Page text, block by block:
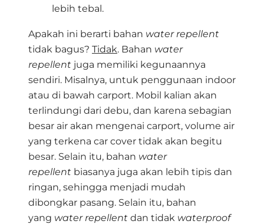
lebih tebal.
Apakah ini berarti bahan water repellent
tidak bagus? Tidak. Bahan water
repellent juga memiliki kegunaannya
sendiri. Misalnya, untuk penggunaan indoor
atau di bawah carport. Mobil kalian akan
terlindungi dari debu, dan karena sebagian
besar air akan mengenai carport, volume air
yang terkena car cover tidak akan begitu
besar. Selain itu, bahan water
repellent biasanya juga akan lebih tipis dan
ringan, sehingga menjadi mudah
dibongkar pasang. Selain itu, bahan
yang water repellent dan tidak waterproof